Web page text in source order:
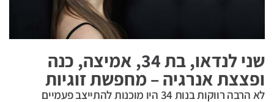
שני לנדאו, בת 34, אמיצה, כנה
ופצצת אנרגיה – מחפשת זוגיות
לא הרבה רווקות בנות 34 היו מוכנות להתייצב פעמיים